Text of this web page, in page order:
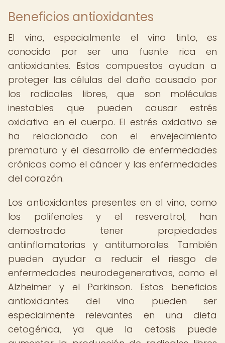
Beneficios antioxidantes
El vino, especialmente el vino tinto, es
conocido por ser una fuente rica en
antioxidantes. Estos compuestos ayudan a
proteger las células del daño causado por
los radicales libres, que son moléculas
inestables que pueden causar estrés
oxidativo en el cuerpo. El estrés oxidativo se
ha relacionado con el envejecimiento
prematuro y el desarrollo de enfermedades
crónicas como el cáncer y las enfermedades
del corazón.
Los antioxidantes presentes en el vino, como
los polifenoles y el resveratrol, han
demostrado tener propiedades
antiinflamatorias y antitumorales. También
pueden ayudar a reducir el riesgo de
enfermedades neurodegenerativas, como el
Alzheimer y el Parkinson. Estos beneficios
antioxidantes del vino pueden ser
especialmente relevantes en una dieta
cetogénica, ya que la cetosis puede